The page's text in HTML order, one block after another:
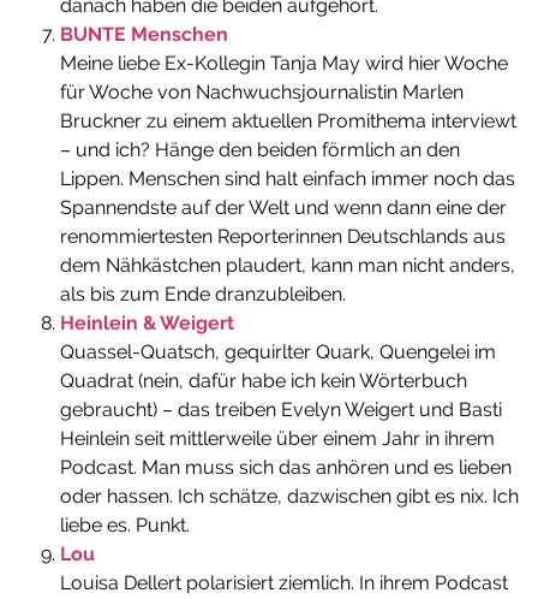
danach haben die beiden aufgehört.
BUNTE Menschen
Meine liebe Ex-Kollegin Tanja May wird hier Woche
für Woche von Nachwuchsjournalistin Marlen
Bruckner zu einem aktuellen Promithema interviewt
– und ich? Hänge den beiden förmlich an den
Lippen. Menschen sind halt einfach immer noch das
Spannendste auf der Welt und wenn dann eine der
renommiertesten Reporterinnen Deutschlands aus
dem Nähkästchen plaudert, kann man nicht anders,
als bis zum Ende dranzubleiben.
Heinlein & Weigert
Quassel-Quatsch, gequirlter Quark, Quengelei im
Quadrat (nein, dafür habe ich kein Wörterbuch
gebraucht) – das treiben Evelyn Weigert und Basti
Heinlein seit mittlerweile über einem Jahr in ihrem
Podcast. Man muss sich das anhören und es lieben
oder hassen. Ich schätze, dazwischen gibt es nix. Ich
liebe es. Punkt.
Lou
Louisa Dellert polarisiert ziemlich. In ihrem Podcast